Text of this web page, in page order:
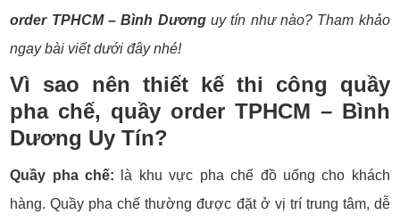
order TPHCM – Bình Dươnguy tín như nào? Tham khảo
ngay bài viết dưới đây nhé!
Vì sao nên thiết kế thi công quầy
pha chế, quầy order TPHCM – Bình
Dương Uy Tín?
Quầy pha chế: là khu vực pha chế đồ uống cho khách
hàng. Quầy pha chế thường được đặt ở vị trí trung tâm, dễ